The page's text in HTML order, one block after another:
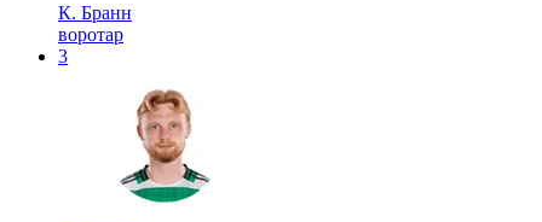
К. Бранн
воротар
3